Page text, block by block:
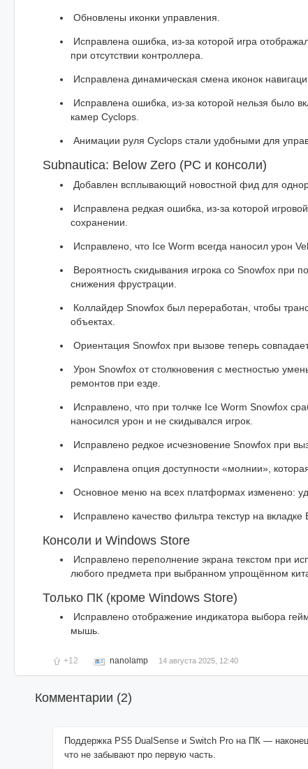
Обновлены иконки управления.
Исправлена ошибка, из-за которой игра
при отсутствии контроллера.
Исправлена динамическая смена иконок
Исправлена ошибка, из-за которой нельзя было
камер Cyclops.
Анимации руля Cyclops стали удобными для
Subnautica: Below Zero (PC и консоли)
Добавлен всплывающий новостной фид для
Исправлена редкая ошибка, из-за которой
сохранении.
Исправлено, что Ice Worm всегда наносил урон
Вероятность скидывания игрока со Snowfox при
снижения фрустрации.
Коллайдер Snowfox был переработан, чтобы
объектах.
Ориентация Snowfox при вызове теперь
Урон Snowfox от столкновения с местностью
ремонтов при езде.
Исправлено, что при толчке Ice Worm Snowfox
наносился урон и не скидывался игрок.
Исправлено редкое исчезновение Snowfox при
Исправлена опция доступности «молнии»,
Основное меню на всех платформах изменено:
Исправлено качество фильтра текстур на
Консоли и Windows Store
Исправлено переполнение экрана текстом при
любого предмета при выбранном упрощённом
Только ПК (кроме Windows Store)
Исправлено отображение индикатора выбора
мышь.
+12 nanolamp 14 августа 2025, 12:40
Комментарии (2)
Поддержка PS5 DualSense и Switch Pro на ПК —
что не забывают про первую часть.